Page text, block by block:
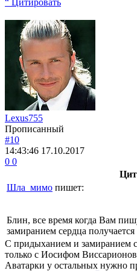
Lexus755
Прописанный
#10
14:43:46 17.10.2017
0 0
Шла_мимо пишет:
Блин, все время когда Вам
замиранием сердца
С придыханием и замиранием
только с Иосифом
Аватарки у остальных нужно